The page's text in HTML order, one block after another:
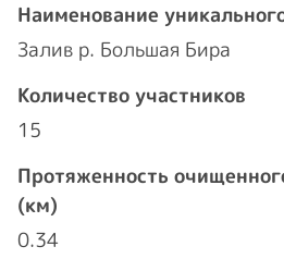
Наименование
Залив р. Большая Бира
Количество участников
15
Протяженность
(км)
0.34